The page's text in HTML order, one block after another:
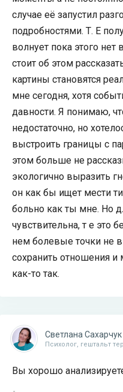
случае её запустил
подробностями. Т. Е
волнует пока этого
стоит об этом
картины становятся
мне сегодня, хотя
давности. Я понимаю,
недостаточно, но
выстроить границы с
этом больше не
экологично выразить
он как бы ищет мести
больно как ты мне. Но
чувствительна, т е это
нем болевые точки не
сохранить отношения
как-то так.
Светлана Сахарчук
Психолог, гештальт
Вы хорошо